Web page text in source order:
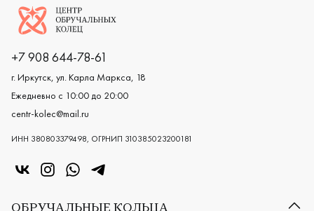
Логотип компании
+7 908 644-78-61
г. Иркутск, ул. Карла Маркса, 18
Ежедневно с 10:00 до 20:00
centr-kolec@mail.ru
ИНН 380803379498, ОГРНИП 310385023200181
«Центр колец» в VK
«Центр колец» в Instagram
«Центр колец» в Whatsapp
«Центр колец» в Telegram